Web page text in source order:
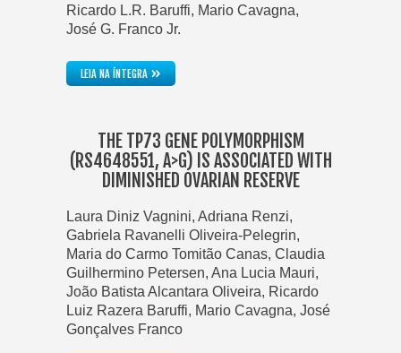
Ricardo L.R. Baruffi, Mario Cavagna,
José G. Franco Jr.
LEIA NA ÍNTEGRA»
THE TP73 GENE POLYMORPHISM
(RS4648551, A>G) IS ASSOCIATED WITH
DIMINISHED OVARIAN RESERVE
Laura Diniz Vagnini, Adriana Renzi,
Gabriela Ravanelli Oliveira-Pelegrin,
Maria do Carmo Tomitão Canas, Claudia
Guilhermino Petersen, Ana Lucia Mauri,
João Batista Alcantara Oliveira, Ricardo
Luiz Razera Baruffi, Mario Cavagna, José
Gonçalves Franco